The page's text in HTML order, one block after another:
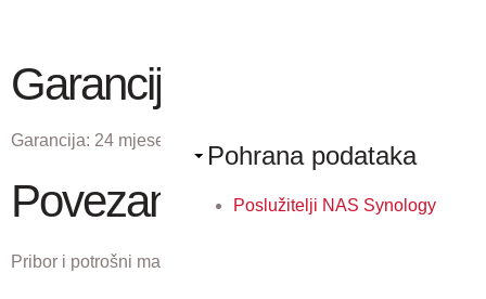
Pohrana podataka
Poslužitelji NAS Synology
Garancija
Garancija: 24 mjeseci
Povezani proizvodi
Pribor i potrošni materijal koji odgovaraju ovom proizvodu.